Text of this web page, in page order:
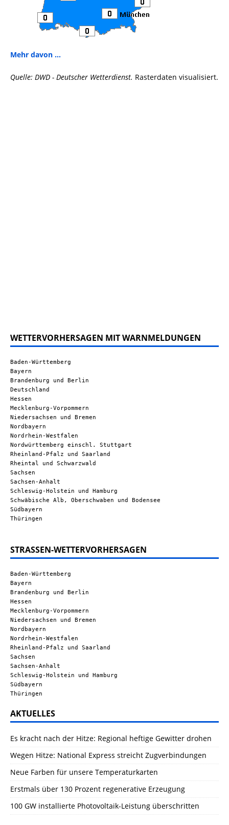
Mehr davon ...
Quelle: DWD - Deutscher Wetterdienst. Rasterdaten visualisiert.
WETTERVORHERSAGEN MIT WARNMELDUNGEN
Baden-Württemberg
Bayern
Brandenburg und Berlin
Deutschland
Hessen
Mecklenburg-Vorpommern
Niedersachsen und Bremen
Nordbayern
Nordrhein-Westfalen
Nordwürttemberg einschl. Stuttgart
Rheinland-Pfalz und Saarland
Rheintal und Schwarzwald
Sachsen
Sachsen-Anhalt
Schleswig-Holstein und Hamburg
Schwäbische Alb, Oberschwaben und Bodensee
Südbayern
Thüringen
STRASSEN-WETTERVORHERSAGEN
Baden-Württemberg
Bayern
Brandenburg und Berlin
Hessen
Mecklenburg-Vorpommern
Niedersachsen und Bremen
Nordbayern
Nordrhein-Westfalen
Rheinland-Pfalz und Saarland
Sachsen
Sachsen-Anhalt
Schleswig-Holstein und Hamburg
Südbayern
Thüringen
AKTUELLES
Es kracht nach der Hitze: Regional heftige Gewitter drohen
Wegen Hitze: National Express streicht Zugverbindungen
Neue Farben für unsere Temperaturkarten
Erstmals über 130 Prozent regenerative Erzeugung
100 GW installierte Photovoltaik-Leistung überschritten